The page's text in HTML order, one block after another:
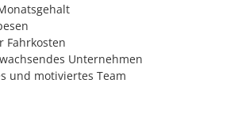
Fahrkosten
Unternehmen
und motiviertes Team